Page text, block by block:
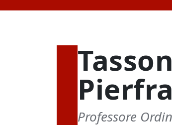
Professore